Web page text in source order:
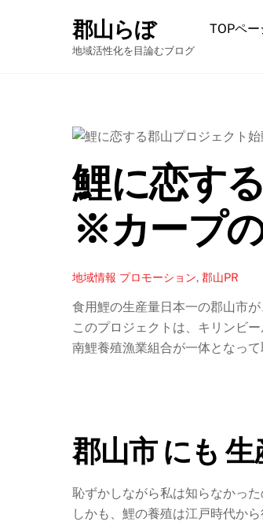
郡山らぼ
地域活性化を目論むブログ
TOPペー
鯉に恋す
※カープ
地域情報 プロモーション, 郡山PR
食用鯉の生産量日本一の郡山市
このプロジェクトは、キリンビ
南鯉養殖漁業組合が一体となっ
郡山市 にも
恥ずかしながら私は知らなかっ
しかも、鯉の養殖は江戸時代か